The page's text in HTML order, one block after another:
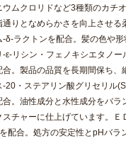
ムクロリドなど3種類のカチ
りとなめらかさを向上させる
-δ-ラクトンを配合。髪の色や
ε-リシン・フェノキシエタノー
。製品の品質を長期間保ち、
20・ステアリン酸グリセリル
。油性成分と水性成分をバラ
チャーに仕上げています。Ｅ
配合。処方の安定性とpHバラ